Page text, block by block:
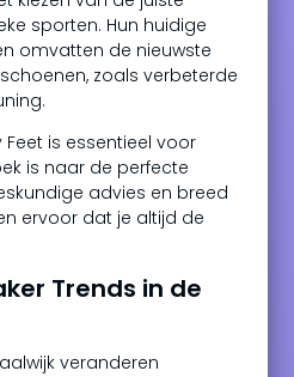
sporten. Hun huidige
omvatten de nieuwste
zoals verbeterde
is essentieel voor
is naar de perfecte
advies en breed
ervoor dat je altijd de
Trends in de
veranderen